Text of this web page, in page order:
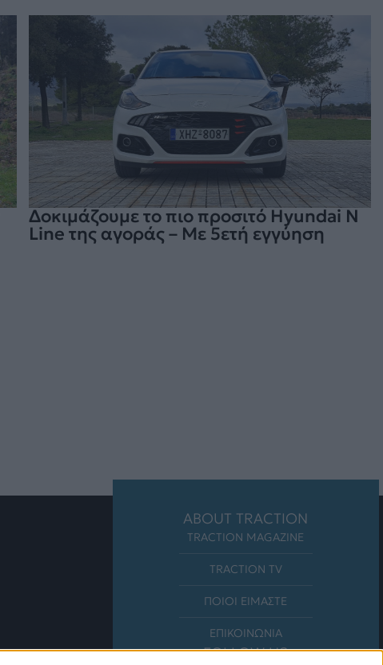
Δοκιμάζουμε το πιο προσιτό Hyundai N
Line της αγοράς – Με 5ετή εγγύηση
ABOUT TRACTION
TRACTION MAGAZINE
TRACTION TV
ΠΟΙΟΙ ΕΙΜΑΣΤΕ
ΕΠΙΚΟΙΝΩΝΙΑ
FOLLOW US